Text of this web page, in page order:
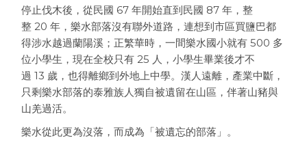
停止伐木後，從民國 67年開始直到民國 87年，整
整20年，樂水部落沒有聯外道路，連想到市區買鹽巴都
得涉水越過蘭陽溪；正繁華時，一間樂水國小就有 500 多
位小學生，現在全校只有25 人，小學生畢業後才不
過13 歲，也得離鄉到外地上中學。漢人遠離，產業中斷，
只剩樂水部落的泰雅族人獨自被遺留在山區，伴著山豬與
山羌過活。
樂水從此更為沒落，而成為「被遺忘的部落」。